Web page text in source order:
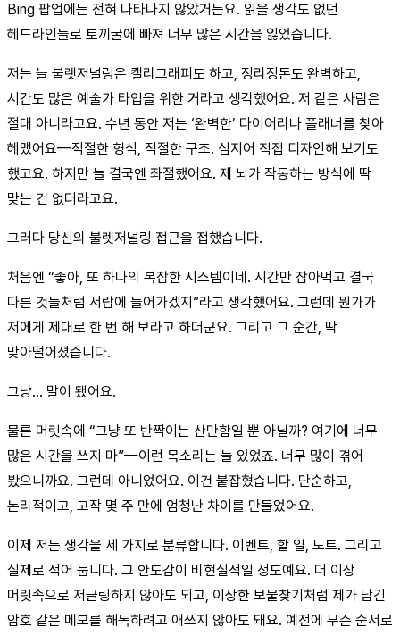
Bing 팝업에는 전혀 나타나지 않았거든요. 읽을 생각도 없던
헤드라인들로 토끼굴에 빠져 너무 많은 시간을 잃었습니다.
저는 늘 불렛저널링은 캘리그래피도 하고, 정리정돈도 완벽하고,
시간도 많은 예술가 타입을 위한 거라고 생각했어요. 저 같은 사람은
절대 아니라고요. 수년 동안 저는 ‘완벽한’ 다이어리나 플래너를 찾아
헤맸어요—적절한 형식, 적절한 구조. 심지어 직접 디자인해 보기도
했고요. 하지만 늘 결국엔 좌절했어요. 제 뇌가 작동하는 방식에 딱
맞는 건 없더라고요.
그러다 당신의 불렛저널링 접근을 접했습니다.
처음엔 “좋아, 또 하나의 복잡한 시스템이네. 시간만 잡아먹고 결국
다른 것들처럼 서랍에 들어가겠지”라고 생각했어요. 그런데 뭔가가
저에게 제대로 한 번 해 보라고 하더군요. 그리고 그 순간, 딱
맞아떨어졌습니다.
그냥… 말이 됐어요.
물론 머릿속에 “그냥 또 반짝이는 산만함일 뿐 아닐까? 여기에 너무
많은 시간을 쓰지 마”—이런 목소리는 늘 있었죠. 너무 많이 겪어
봤으니까요. 그런데 아니었어요. 이건 붙잡혔습니다. 단순하고,
논리적이고, 고작 몇 주 만에 엄청난 차이를 만들었어요.
이제 저는 생각을 세 가지로 분류합니다. 이벤트, 할 일, 노트. 그리고
실제로 적어 둡니다. 그 안도감이 비현실적일 정도예요. 더 이상
머릿속으로 저글링하지 않아도 되고, 이상한 보물찾기처럼 제가 남긴
암호 같은 메모를 해독하려고 애쓰지 않아도 돼요. 예전에 무슨 순서로